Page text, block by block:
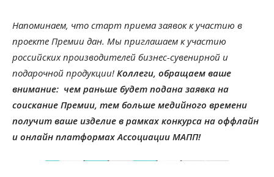
Напоминаем, что старт приема заявок к участию в
проекте Премии дан. Мы приглашаем к участию
российских производителей бизнес-сувенирной и
подарочной продукции! Коллеги, обращаем ваше
внимание: чем раньше будет подана заявка на
соискание Премии, тем больше медийного времени
получит ваше изделие в рамках конкурса на оффлайн
и онлайн платформах Ассоциации МАПП!